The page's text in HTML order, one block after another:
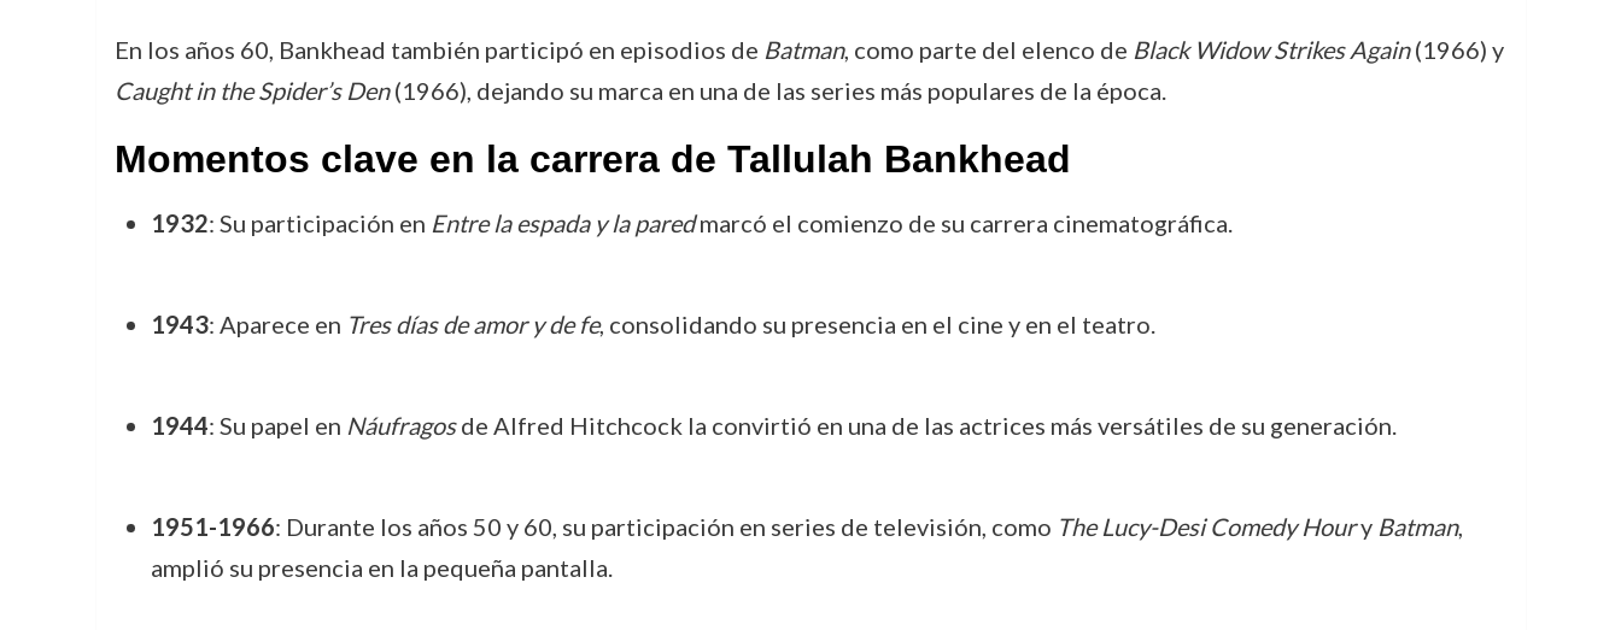
En los años 60, Bankhead también participó en episodios de Batman, como parte del elenco de Black Widow Strikes Again(1966) y
Caught in the Spider’s Den(1966), dejando su marca en una de las series más populares de la época.
Momentos clave en la carrera de Tallulah Bankhead
1932: Su participación en Entre la espada y la paredmarcó el comienzo de su carrera cinematográfica.
1943: Aparece en Tres días de amor y de fe, consolidando su presencia en el cine y en el teatro.
1944: Su papel en Náufragosde Alfred Hitchcock la convirtió en una de las actrices más versátiles de su generación.
1951-1966: Durante los años 50 y 60, su participación en series de televisión, como The Lucy-Desi Comedy Houry Batman,
amplió su presencia en la pequeña pantalla.